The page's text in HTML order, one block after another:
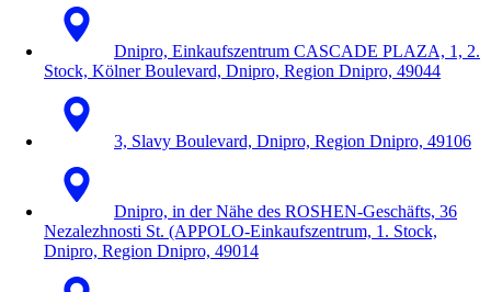
Dnipro, Einkaufszentrum CASCADE PLAZA, 1, 2.
Stock, Kölner Boulevard, Dnipro, Region Dnipro, 49044
3, Slavy Boulevard, Dnipro, Region Dnipro, 49106
Dnipro, in der Nähe des ROSHEN-Geschäfts, 36
Nezalezhnosti St. (APPOLO-Einkaufszentrum, 1. Stock,
Dnipro, Region Dnipro, 49014